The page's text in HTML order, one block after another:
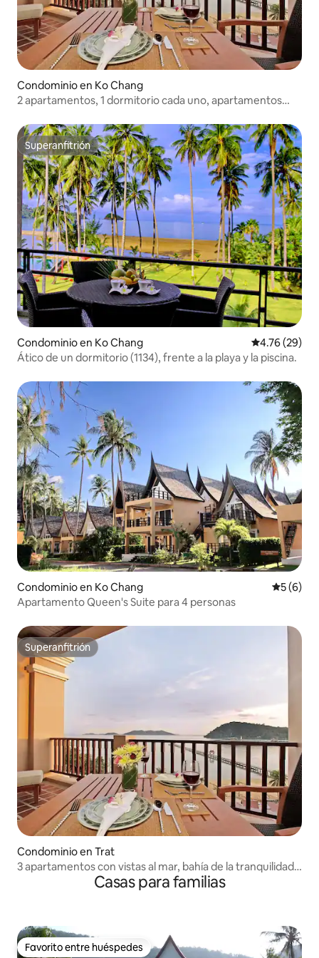
Condominio en Ko Chang
2 apartamentos, 1 dormitorio cada uno, apartamentos
Superanfitrión
Superanfitrión
Condominio en Ko Chang Calificación
4.76 (29)
Ático de un dormitorio (1134), frente a la playa y la piscina.
Condominio en Ko Chang
5 (6)
Apartamento Queen's Suite para 4 personas
Superanfitrión
Superanfitrión
Condominio en Trat
3 apartamentos con vistas al mar, bahía de la tranquilidad
hasta 12 huéspedesCasas para familias
Favorito entre huéspedes
Favorito entre huéspedes